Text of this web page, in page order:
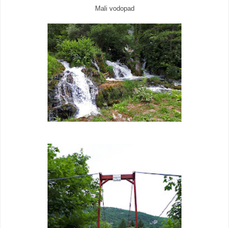
Mali vodopad